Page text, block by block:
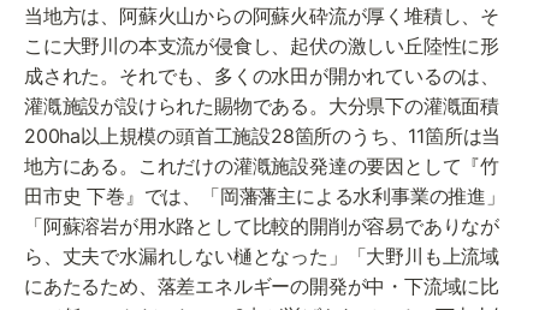
当地方は、阿蘇火山からの阿蘇火砕流が厚く堆積し、そ
こに大野川の本支流が侵食し、起伏の激しい丘陸性に形
成された。それでも、多くの水田が開かれているのは、
灌漑施設が設けられた賜物である。大分県下の灌漑面積
200ha以上規模の頭首工施設28箇所のうち、11箇所は当
地方にある。これだけの灌漑施設発達の要因として『竹
田市史 下巻』では、「岡藩藩主による水利事業の推進」
「阿蘇溶岩が用水路として比較的開削が容易でありなが
ら、丈夫で水漏れしない樋となった」「大野川も上流域
にあたるため、落差エネルギーの開発が中・下流域に比